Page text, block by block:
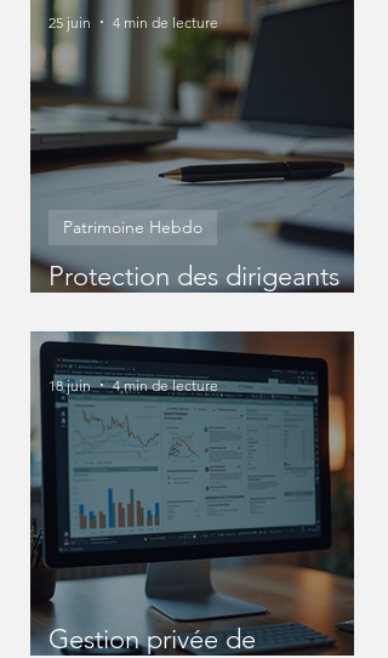
Protection des dirigeants
efficacement votre statut
de dirigeant
Patrimoine Hebdo
25 juin 4 min de lecture
Gestion privée de
18 juin 4 min de lecture